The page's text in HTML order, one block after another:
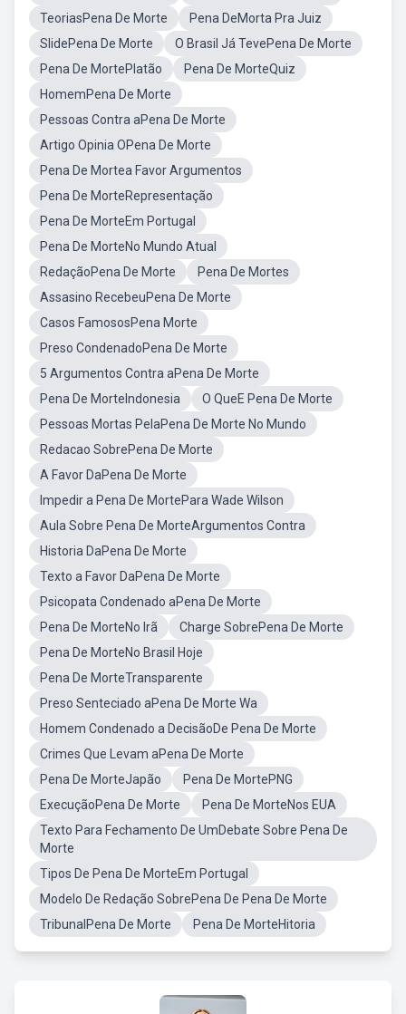
TeoriasPena De Morte
Pena DeMorta Pra Juiz
SlidePena De Morte
O Brasil Já TevePena De Morte
Pena De MortePlatão
Pena De MorteQuiz
HomemPena De Morte
Pessoas Contra aPena De Morte
Artigo Opinia OPena De Morte
Pena De Mortea Favor Argumentos
Pena De MorteRepresentação
Pena De MorteEm Portugal
Pena De MorteNo Mundo Atual
RedaçãoPena De Morte
Pena De Mortes
Assasino RecebeuPena De Morte
Casos FamososPena Morte
Preso CondenadoPena De Morte
5 Argumentos Contra aPena De Morte
Pena De MorteIndonesia
O QueE Pena De Morte
Pessoas Mortas PelaPena De Morte No Mundo
Redacao SobrePena De Morte
A Favor DaPena De Morte
Impedir a Pena De MortePara Wade Wilson
Aula Sobre Pena De MorteArgumentos Contra
Historia DaPena De Morte
Texto a Favor DaPena De Morte
Psicopata Condenado aPena De Morte
Pena De MorteNo Irã
Charge SobrePena De Morte
Pena De MorteNo Brasil Hoje
Pena De MorteTransparente
Preso Senteciado aPena De Morte Wa
Homem Condenado a DecisãoDe Pena De Morte
Crimes Que Levam aPena De Morte
Pena De MorteJapão
Pena De MortePNG
ExecuçãoPena De Morte
Pena De MorteNos EUA
Texto Para Fechamento De UmDebate Sobre Pena De
Morte
Tipos De Pena De MorteEm Portugal
Modelo De Redação SobrePena De Pena De Morte
TribunalPena De Morte
Pena De MorteHitoria